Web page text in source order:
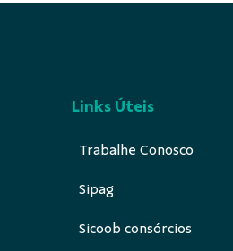
Links Úteis
Trabalhe Conosco
Sipag
Sicoob consórcios